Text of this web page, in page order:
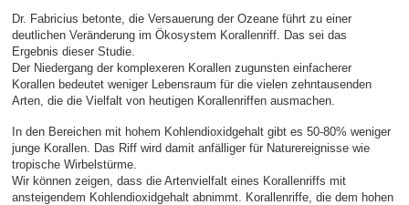
Dr. Fabricius betonte, die Versauerung der Ozeane führt zu einer
deutlichen Veränderung im Ökosystem Korallenriff. Das sei das
Ergebnis dieser Studie.
Der Niedergang der komplexeren Korallen zugunsten einfacherer
Korallen bedeutet weniger Lebensraum für die vielen zehntausenden
Arten, die die Vielfalt von heutigen Korallenriffen ausmachen.
In den Bereichen mit hohem Kohlendioxidgehalt gibt es 50-80% weniger
junge Korallen. Das Riff wird damit anfälliger für Naturereignisse wie
tropische Wirbelstürme.
Wir können zeigen, dass die Artenvielfalt eines Korallenriffs mit
ansteigendem Kohlendioxidgehalt abnimmt. Korallenriffe, die dem hohen